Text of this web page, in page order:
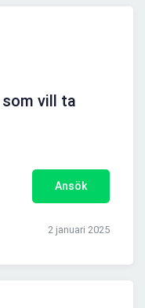
vill ta
Ansök
2 januari 2025